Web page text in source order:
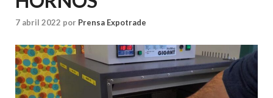
7 abril 2022 por Prensa Expotrade